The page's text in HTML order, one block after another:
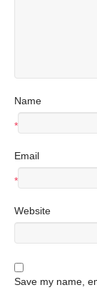
Name
*
Email
*
Website
Save my name,